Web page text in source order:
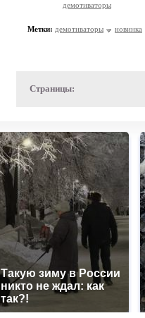
демотиваторы
Метки: демотиваторы новинка
Страницы:
Такую зиму в России
никто не ждал: как
так?!